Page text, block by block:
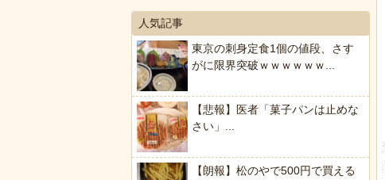
人気記事
東京の刺身定食1個の値段、さす
がに限界突破ｗｗｗｗｗｗ...
【悲報】医者「菓子パンは止めな
さい」...
【朗報】松のやで500円で買える